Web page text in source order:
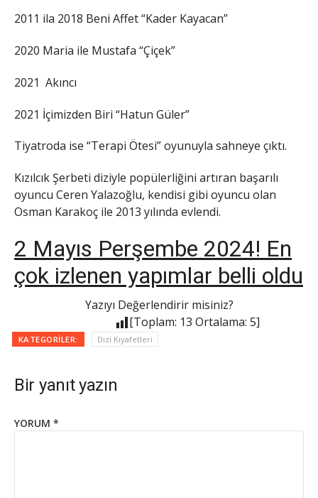
2011 ila 2018 Beni Affet “Kader Kayacan”
2020 Maria ile Mustafa “Çiçek”
2021 Akıncı
2021 İçimizden Biri “Hatun Güler”
Tiyatroda ise “Terapi Ötesi” oyunuyla sahneye çıktı.
Kızılcık Şerbeti diziyle popülerliğini artıran başarılı
oyuncu Ceren Yalazoğlu, kendisi gibi oyuncu olan
Osman Karakoç ile 2013 yılında evlendi.
2 Mayıs Perşembe 2024! En
çok izlenen yapımlar belli oldu
Yazıyı Değerlendirir misiniz?
[Toplam: 13 Ortalama: 5]
KATEGORILER: Dizi Kıyafetleri
Bir yanıt yazın
YORUM *